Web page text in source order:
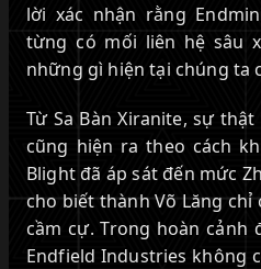
lời xác nhận rằng
từng có mối liên hệ sâu
những gì hiện tại chúng ta
Từ Sa Bàn Xiranite, sự
cũng hiện ra theo cách
Blight đã áp sát đến mức
cho biết thành Võ Lăng
cầm cự. Trong hoàn
Endfield Industries không